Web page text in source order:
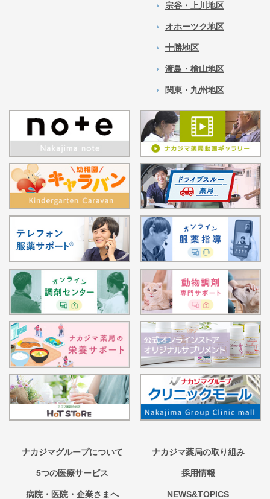
宗谷・上川地区
オホーツク地区
十勝地区
渡島・檜山地区
関東・九州地区
ナカジマグループについて ナカジマ薬局の取り組み
5つの医療サービス 採用情報
病院・医院・企業さまへ NEWS&TOPICS